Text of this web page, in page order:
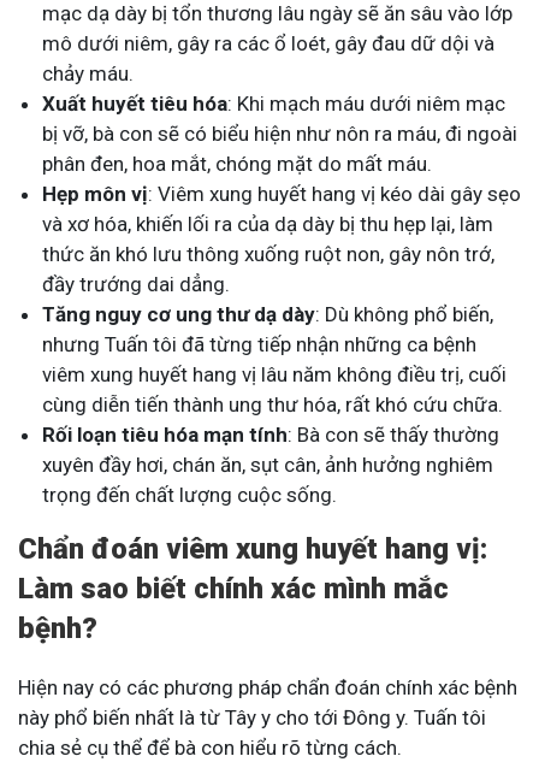
mạc dạ dày bị tổn thương lâu ngày sẽ ăn sâu vào lớp
mô dưới niêm, gây ra các ổ loét, gây đau dữ dội và
chảy máu.
Xuất huyết tiêu hóa: Khi mạch máu dưới niêm mạc
bị vỡ, bà con sẽ có biểu hiện như nôn ra máu, đi ngoài
phân đen, hoa mắt, chóng mặt do mất máu.
Hẹp môn vị: Viêm xung huyết hang vị kéo dài gây sẹo
và xơ hóa, khiến lối ra của dạ dày bị thu hẹp lại, làm
thức ăn khó lưu thông xuống ruột non, gây nôn trớ,
đầy trướng dai dẳng.
Tăng nguy cơ ung thư dạ dày: Dù không phổ biến,
nhưng Tuấn tôi đã từng tiếp nhận những ca bệnh
viêm xung huyết hang vị lâu năm không điều trị, cuối
cùng diễn tiến thành ung thư hóa, rất khó cứu chữa.
Rối loạn tiêu hóa mạn tính: Bà con sẽ thấy thường
xuyên đầy hơi, chán ăn, sụt cân, ảnh hưởng nghiêm
trọng đến chất lượng cuộc sống.
Chẩn đoán viêm xung huyết hang vị:
Làm sao biết chính xác mình mắc
bệnh?
Hiện nay có các phương pháp chẩn đoán chính xác bệnh
này phổ biến nhất là từ Tây y cho tới Đông y. Tuấn tôi
chia sẻ cụ thể để bà con hiểu rõ từng cách.